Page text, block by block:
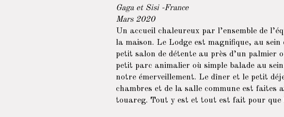
Gaga et Sisi -France
Mars 2020
Un accueil chaleureux par l’ensemble de
la maison. Le Lodge est magnifique, au
petit salon de détente au près d’un palmier
petit parc animalier où simple balade au
notre émerveillement. Le dîner et le petit
chambres et de la salle commune est faites
touareg. Tout y est et tout est fait pour que